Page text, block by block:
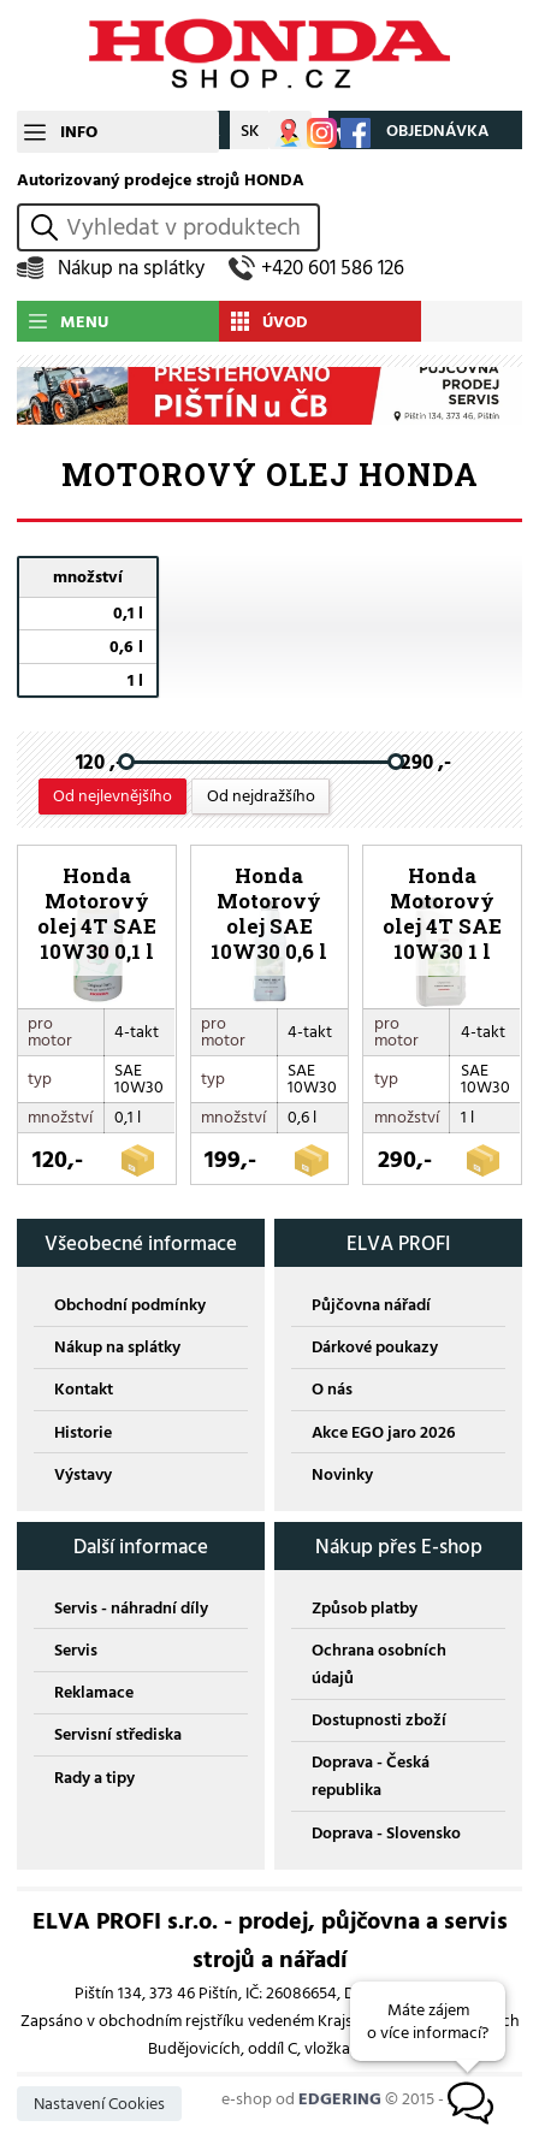
INFO CZ SK Můj účet OBJEDNÁVKA
Autorizovaný prodejce strojů HONDA
vyhledat
Nákup na splátky +420 601 586 126
MENU ÚVOD
MOTOROVÝ OLEJ HONDA
množství
0,1 l
0,6 l
1 l
120 ,- 290 ,-
Od nejlevnějšího Od nejdražšího
Honda
Motorový
olej 4T SAE
10W30 0,1 l
pro
motor
4-takt
typ
SAE
10W30
množství
0,1 l
120,-
Honda
Motorový
olej SAE
10W30 0,6 l
pro
motor
4-takt
typ
SAE
10W30
množství
0,6 l
199,-
Honda
Motorový
olej 4T SAE
10W30 1 l
pro
motor
4-takt
typ
SAE
10W30
množství
1 l
290,-
Všeobecné informace
Obchodní podmínky
Nákup na splátky
Kontakt
Historie
Výstavy
ELVA PROFI
Půjčovna nářadí
Dárkové poukazy
O nás
Akce EGO jaro 2026
Novinky
Další informace
Servis - náhradní díly
Servis
Reklamace
Servisní střediska
Rady a tipy
Nákup přes E-shop
Způsob platby
Ochrana osobních
údajů
Dostupnosti zboží
Doprava - Česká
republika
Doprava - Slovensko
ELVA PROFI s.r.o. - prodej, půjčovna a servis
strojů a nářadí
Pištín 134, 373 46 Pištín, IČ: 26086654, DIČ: CZ26086654
Zapsáno v obchodním rejstříku vedeném Krajským soudem v Českých
Budějovicích, oddíl C, vložka 13193
Nastavení Cookies e-shop odEDGERING© 2015 - 2026
Máte zájem
o více informací?
B